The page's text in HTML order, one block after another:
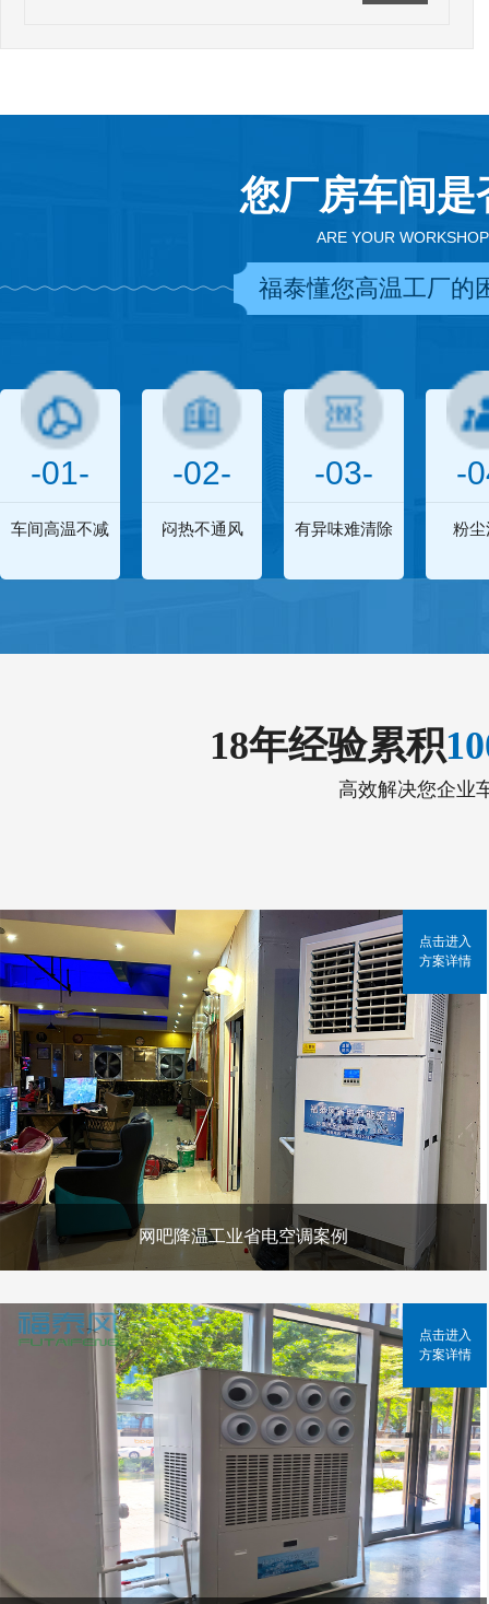
您厂房车间
ARE YOUR
福泰懂您高温工厂的
-01-
车间高温不减
-02-
闷热不通风
-03-
有异味难清除
-
粉尘
18年经验累积
高效解决您企业
网吧降温工业省电空调案例
点击进入
方案详情
点击进入
方案详情